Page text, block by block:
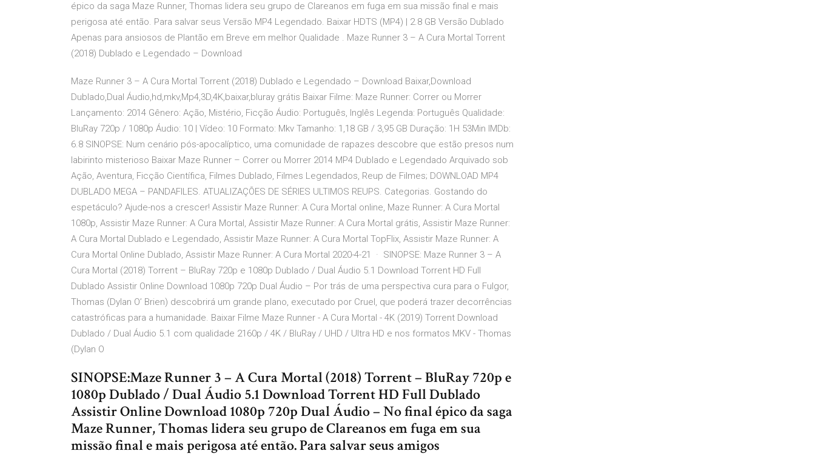
épico da saga Maze Runner, Thomas lidera seu grupo de Clareanos em fuga em sua missão final e mais
perigosa até então. Para salvar seus Versão MP4 Legendado. Baixar HDTS (MP4) | 2.8 GB Versão Dublado
Apenas para ansiosos de Plantão em Breve em melhor Qualidade . Maze Runner 3 – A Cura Mortal Torrent
(2018) Dublado e Legendado – Download
Maze Runner 3 – A Cura Mortal Torrent (2018) Dublado e Legendado – Download Baixar,Download
Dublado,Dual Áudio,hd,mkv,Mp4,3D,4K,baixar,bluray grátis Baixar Filme: Maze Runner: Correr ou Morrer
Lançamento: 2014 Gênero: Ação, Mistério, Ficção Áudio: Português, Inglês Legenda: Português Qualidade:
BluRay 720p / 1080p Áudio: 10 | Vídeo: 10 Formato: Mkv Tamanho: 1,18 GB / 3,95 GB Duração: 1H 53Min IMDb:
6.8 SINOPSE: Num cenário pós-apocalíptico, uma comunidade de rapazes descobre que estão presos num
labirinto misterioso Baixar Maze Runner – Correr ou Morrer 2014 MP4 Dublado e Legendado Arquivado sob
Ação, Aventura, Ficção Científica, Filmes Dublado, Filmes Legendados, Reup de Filmes; DOWNLOAD MP4
DUBLADO MEGA – PANDAFILES. ATUALIZAÇÕES DE SÉRIES ULTIMOS REUPS. Categorias. Gostando do
espetáculo? Ajude-nos a crescer! Assistir Maze Runner: A Cura Mortal online, Maze Runner: A Cura Mortal
1080p, Assistir Maze Runner: A Cura Mortal, Assistir Maze Runner: A Cura Mortal grátis, Assistir Maze Runner:
A Cura Mortal Dublado e Legendado, Assistir Maze Runner: A Cura Mortal TopFlix, Assistir Maze Runner: A
Cura Mortal Online Dublado, Assistir Maze Runner: A Cura Mortal 2020-4-21 · SINOPSE: Maze Runner 3 – A
Cura Mortal (2018) Torrent – BluRay 720p e 1080p Dublado / Dual Áudio 5.1 Download Torrent HD Full
Dublado Assistir Online Download 1080p 720p Dual Áudio – Por trás de uma perspectiva cura para o Fulgor,
Thomas (Dylan O’ Brien) descobrirá um grande plano, executado por Cruel, que poderá trazer decorrências
catastróficas para a humanidade. Baixar Filme Maze Runner - A Cura Mortal - 4K (2019) Torrent Download
Dublado / Dual Áudio 5.1 com qualidade 2160p / 4K / BluRay / UHD / Ultra HD e nos formatos MKV - Thomas
(Dylan O
SINOPSE:Maze Runner 3 – A Cura Mortal (2018) Torrent – BluRay 720p e
1080p Dublado / Dual Áudio 5.1 Download Torrent HD Full Dublado
Assistir Online Download 1080p 720p Dual Áudio – No final épico da saga
Maze Runner, Thomas lidera seu grupo de Clareanos em fuga em sua
missão final e mais perigosa até então. Para salvar seus amigos